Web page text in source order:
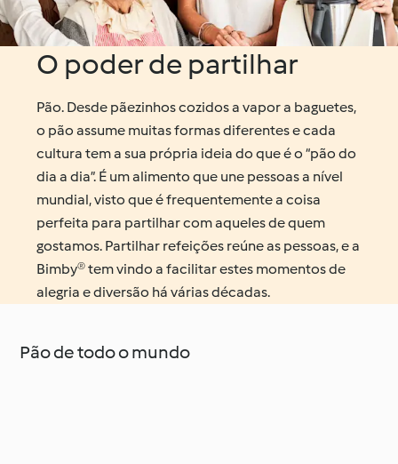
O poder de partilhar
Pão. Desde pãezinhos cozidos a vapor a baguetes,
o pão assume muitas formas diferentes e cada
cultura tem a sua própria ideia do que é o “pão do
dia a dia”. É um alimento que une pessoas a nível
mundial, visto que é frequentemente a coisa
perfeita para partilhar com aqueles de quem
gostamos. Partilhar refeições reúne as pessoas, e a
Bimby® tem vindo a facilitar estes momentos de
alegria e diversão há várias décadas.
Pão de todo o mundo